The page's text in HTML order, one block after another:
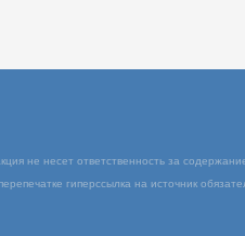
Телефон редакции: (063) 994-63-77
При